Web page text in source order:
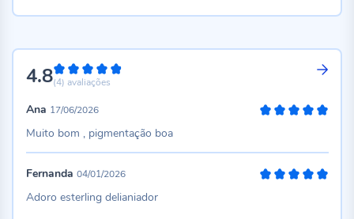
4.896%
(4) avaliações
Ana 17/06/2026
Muito bom , pigmentação boa
Fernanda 04/01/2026
Adoro esterling delianiador